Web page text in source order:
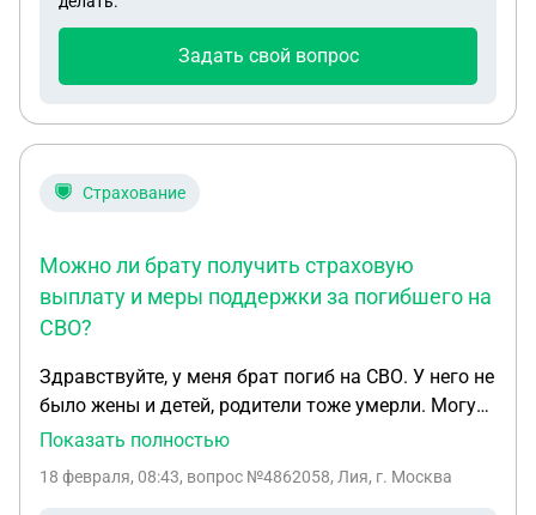
должности,по результатам полиграфа?
Задать свой вопрос
Страхование
Можно ли брату получить страховую
выплату и меры поддержки за погибшего на
СВО?
Здравствуйте, у меня брат погиб на СВО. У него не
было жены и детей, родители тоже умерли. Могу
ли я получить страховую выплату, все документы
социальной поддержки и в региональной.
Показать полностью
18 февраля, 08:43, вопрос №4862058, Лия, г. Москва